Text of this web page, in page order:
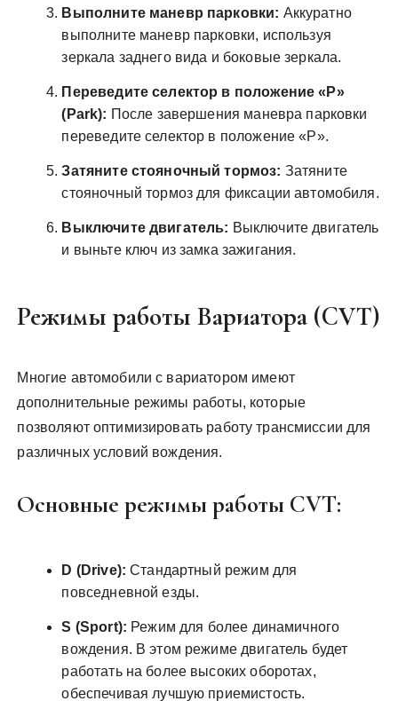
Выполните маневр парковки: Аккуратно
выполните маневр парковки, используя
зеркала заднего вида и боковые зеркала.
Переведите селектор в положение «P»
(Park): После завершения маневра парковки
переведите селектор в положение «P».
Затяните стояночный тормоз: Затяните
стояночный тормоз для фиксации автомобиля.
Выключите двигатель: Выключите двигатель
и выньте ключ из замка зажигания.
Режимы работы Вариатора (CVT)
Многие автомобили с вариатором имеют
дополнительные режимы работы, которые
позволяют оптимизировать работу трансмиссии для
различных условий вождения.
Основные режимы работы CVT:
D (Drive): Стандартный режим для
повседневной езды.
S (Sport): Режим для более динамичного
вождения. В этом режиме двигатель будет
работать на более высоких оборотах,
обеспечивая лучшую приемистость.